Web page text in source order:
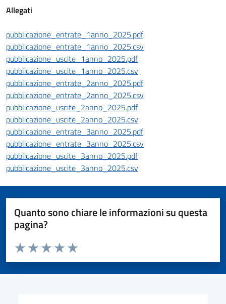
Allegati
pubblicazione_entrate_1anno_2025.pdf
pubblicazione_entrate_1anno_2025.csv
pubblicazione_uscite_1anno_2025.pdf
pubblicazione_uscite_1anno_2025.csv
pubblicazione_entrate_2anno_2025.pdf
pubblicazione_entrate_2anno_2025.csv
pubblicazione_uscite_2anno_2025.pdf
pubblicazione_uscite_2anno_2025.csv
pubblicazione_entrate_3anno_2025.pdf
pubblicazione_entrate_3anno_2025.csv
pubblicazione_uscite_3anno_2025.pdf
pubblicazione_uscite_3anno_2025.csv
Quanto sono chiare le informazioni su questa
pagina?
Valuta da 1 a 5 stelle la pagina
Valuta 5 stelle su 5
Valuta 4 stelle su 5
Valuta 3 stelle su 5
Valuta 2 stelle su 5
Valuta 1 stelle su 5